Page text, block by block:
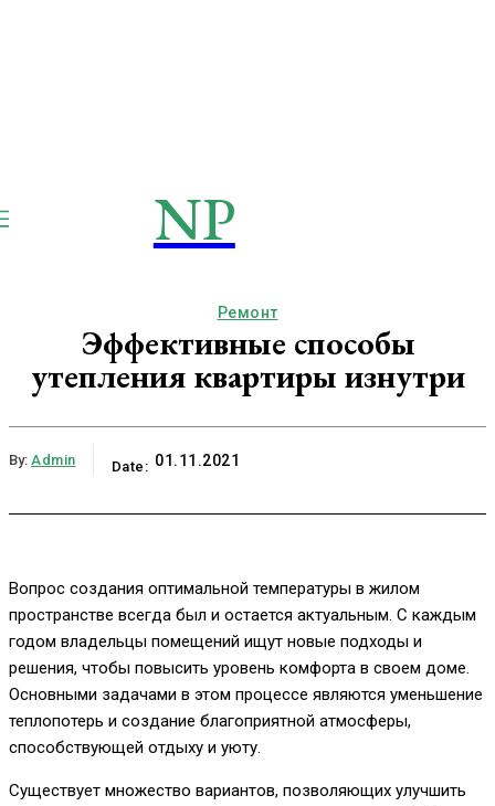
NP
Ремонт
Эффективные способы
утепления квартиры изнутри
By: Admin Date: 01.11.2021
Вопрос создания оптимальной температуры в жилом
пространстве всегда был и остается актуальным. С каждым
годом владельцы помещений ищут новые подходы и
решения, чтобы повысить уровень комфорта в своем доме.
Основными задачами в этом процессе являются уменьшение
теплопотерь и создание благоприятной атмосферы,
способствующей отдыху и уюту.
Существует множество вариантов, позволяющих улучшить